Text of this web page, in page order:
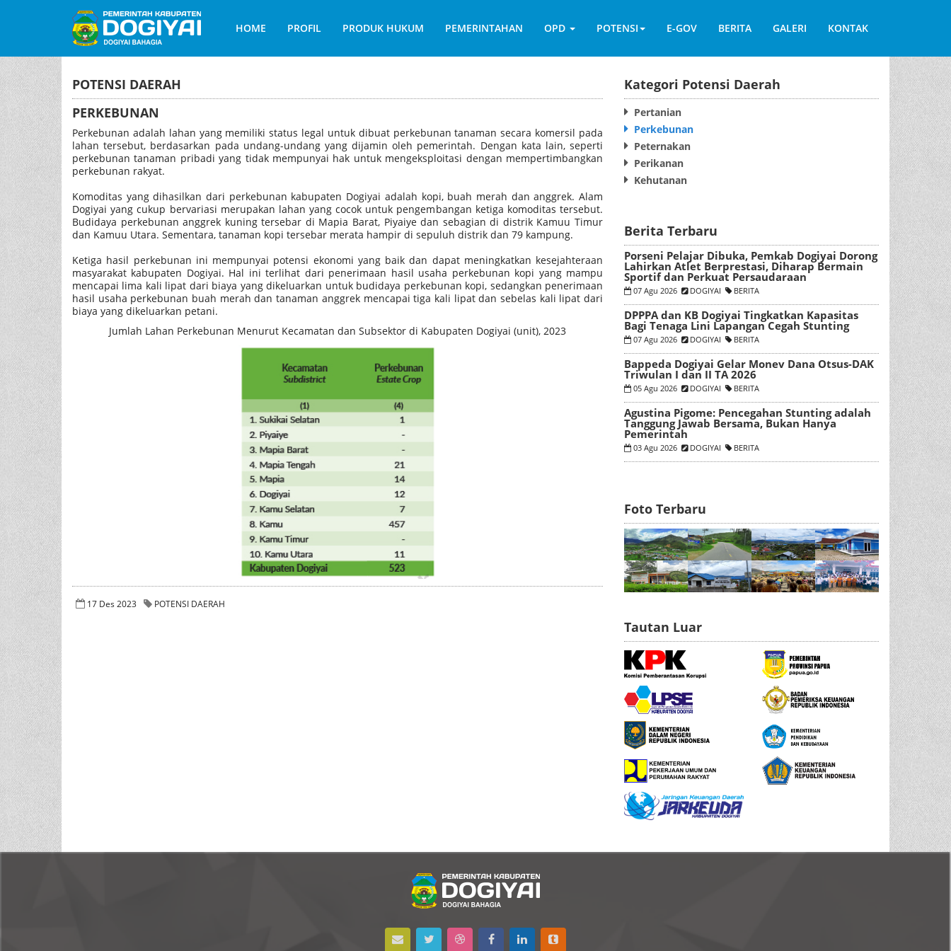
HOME PROFIL PRODUK HUKUM PEMERINTAHAN OPD POTENSI E-GOV BERITA GALERI KONTAK
POTENSI DAERAH
PERKEBUNAN
Perkebunan adalah lahan yang memiliki status legal untuk dibuat perkebunan tanaman secara komersil pada
lahan tersebut, berdasarkan pada undang-undang yang dijamin oleh pemerintah. Dengan kata lain, seperti
perkebunan tanaman pribadi yang tidak mempunyai hak untuk mengeksploitasi dengan mempertimbangkan
perkebunan rakyat.
Komoditas yang dihasilkan dari perkebunan kabupaten Dogiyai adalah kopi, buah merah dan anggrek. Alam
Dogiyai yang cukup bervariasi merupakan lahan yang cocok untuk pengembangan ketiga komoditas tersebut.
Budidaya perkebunan anggrek kuning tersebar di Mapia Barat, Piyaiye dan sebagian di distrik Kamuu Timur
dan Kamuu Utara. Sementara, tanaman kopi tersebar merata hampir di sepuluh distrik dan 79 kampung.
Ketiga hasil perkebunan ini mempunyai potensi ekonomi yang baik dan dapat meningkatkan kesejahteraan
masyarakat kabupaten Dogiyai. Hal ini terlihat dari penerimaan hasil usaha perkebunan kopi yang mampu
mencapai lima kali lipat dari biaya yang dikeluarkan untuk budidaya perkebunan kopi, sedangkan penerimaan
hasil usaha perkebunan buah merah dan tanaman anggrek mencapai tiga kali lipat dan sebelas kali lipat dari
biaya yang dikeluarkan petani.
Jumlah Lahan Perkebunan Menurut Kecamatan dan Subsektor di Kabupaten Dogiyai (unit), 2023
17 Des 2023 POTENSI DAERAH
Kategori Potensi Daerah
Pertanian
Perkebunan
Peternakan
Perikanan
Kehutanan
Berita Terbaru
Porseni Pelajar Dibuka, Pemkab Dogiyai Dorong
Lahirkan Atlet Berprestasi, Diharap Bermain
Sportif dan Perkuat Persaudaraan
07 Agu 2026 DOGIYAI BERITA
DPPPA dan KB Dogiyai Tingkatkan Kapasitas
Bagi Tenaga Lini Lapangan Cegah Stunting
07 Agu 2026 DOGIYAI BERITA
Bappeda Dogiyai Gelar Monev Dana Otsus-DAK
Triwulan I dan II TA 2026
05 Agu 2026 DOGIYAI BERITA
Agustina Pigome: Pencegahan Stunting adalah
Tanggung Jawab Bersama, Bukan Hanya
Pemerintah
03 Agu 2026 DOGIYAI BERITA
Foto Terbaru
Tautan Luar